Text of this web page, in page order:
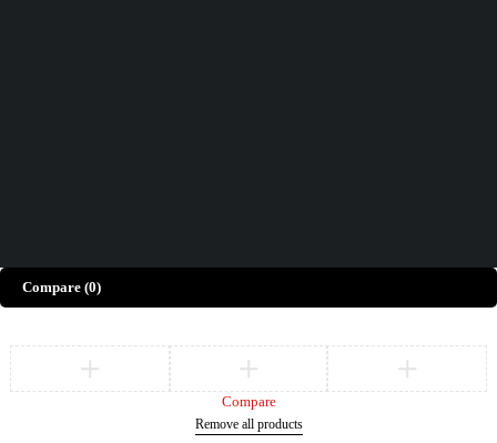
Compare (0)
Compare
Remove all products